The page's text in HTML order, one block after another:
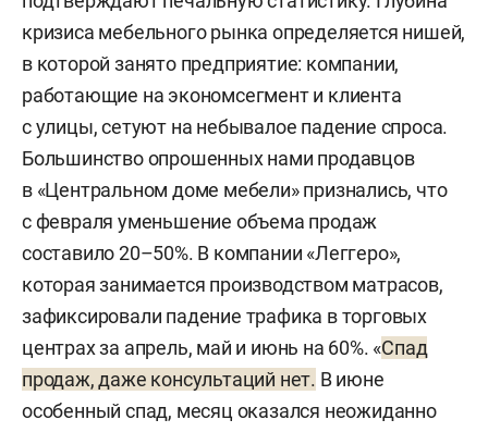
кризиса мебельного рынка определяется нишей,
в которой занято предприятие: компании,
работающие на экономсегмент и клиента
с улицы, сетуют на небывалое падение спроса.
Большинство опрошенных нами продавцов
в «Центральном доме мебели» признались, что
с февраля уменьшение объема продаж
составило 20–50%. В компании «Леггеро»,
которая занимается производством матрасов,
зафиксировали падение трафика в торговых
центрах за апрель, май и июнь на 60%. «Спад
продаж, даже консультаций нет. В июне
особенный спад, месяц оказался неожиданно